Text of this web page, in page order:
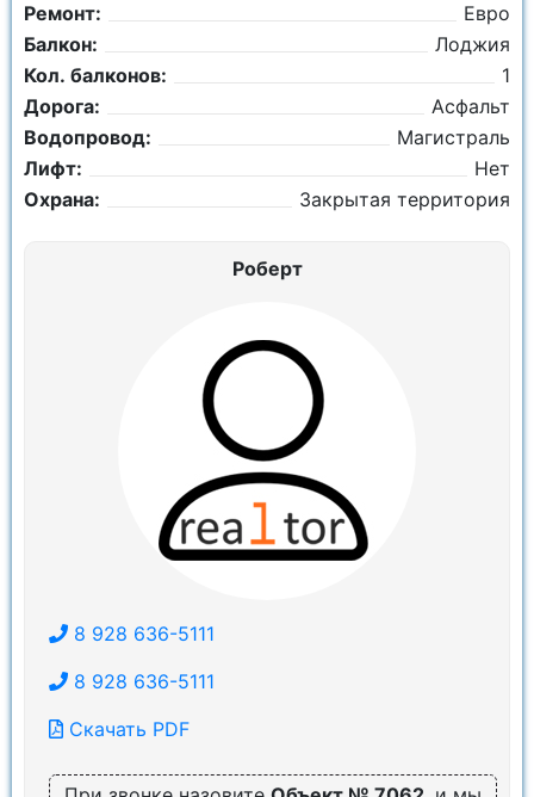
Ремонт:
Евро
Балкон:
Лоджия
Кол. балконов:
1
Дорога:
Асфальт
Водопровод:
Магистраль
Лифт:
Нет
Охрана:
Закрытая территория
Роберт
8 928 636-5111
8 928 636-5111
Скачать PDF